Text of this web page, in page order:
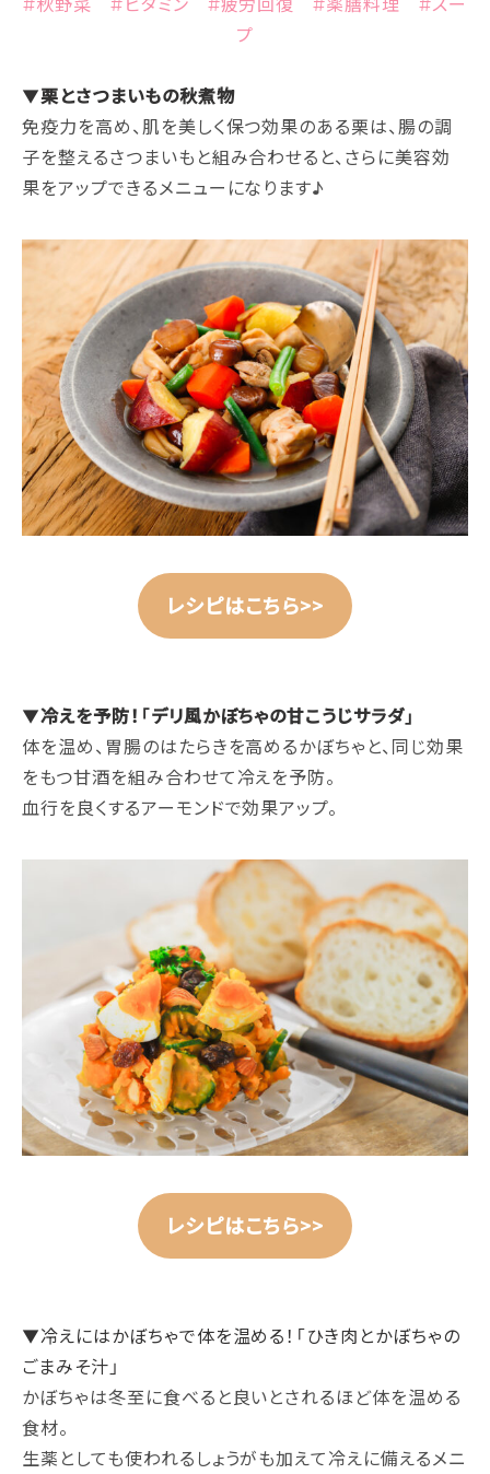
プ
▼栗とさつまいもの秋煮物
免疫力を高め、肌を美しく保つ効果のある栗は、腸の調
子を整えるさつまいもと組み合わせると、さらに美容効
果をアップできるメニューになります♪
レシピはこちら>>
▼冷えを予防！「デリ風かぼちゃの甘こうじサラダ」
体を温め、胃腸のはたらきを高めるかぼちゃと、同じ効果
をもつ甘酒を組み合わせて冷えを予防。
血行を良くするアーモンドで効果アップ。
レシピはこちら>>
▼冷えにはかぼちゃで体を温める！「ひき肉とかぼちゃの
ごまみそ汁」
かぼちゃは冬至に食べると良いとされるほど体を温める
食材。
生薬としても使われるしょうがも加えて冷えに備えるメニ